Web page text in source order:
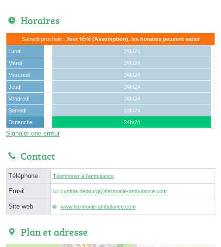
Horaires
Samedi prochain : Jour férié (Assomption), les horaires peuvent varier
Lundi
24h/24
Mardi
24h/24
Mercredi
24h/24
Jeudi
24h/24
Vendredi
24h/24
Samedi
24h/24
Dimanche
24h/24
Signaler une erreur
Contact
Téléphone Téléphoner à l'ambulance
Email cynthia.debourgⓐharmonie-ambulance.com
Site web www.harmonie-ambulance.com
Plan et adresse